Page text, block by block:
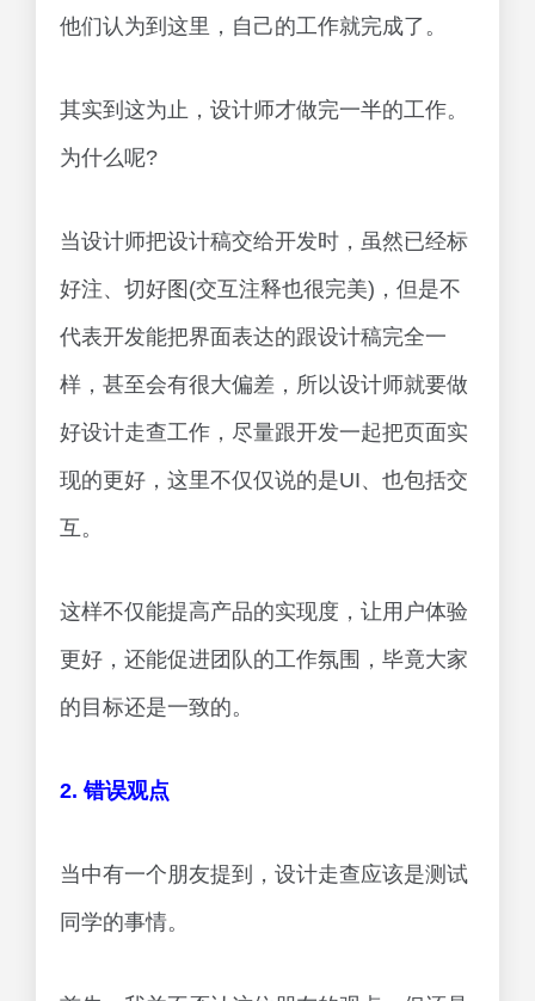
他们认为到这里，自己的工作就完成了。
其实到这为止，设计师才做完一半的工作。
为什么呢?
当设计师把设计稿交给开发时，虽然已经标
好注、切好图(交互注释也很完美)，但是不
代表开发能把界面表达的跟设计稿完全一
样，甚至会有很大偏差，所以设计师就要做
好设计走查工作，尽量跟开发一起把页面实
现的更好，这里不仅仅说的是UI、也包括交
互。
这样不仅能提高产品的实现度，让用户体验
更好，还能促进团队的工作氛围，毕竟大家
的目标还是一致的。
2. 错误观点
当中有一个朋友提到，设计走查应该是测试
同学的事情。